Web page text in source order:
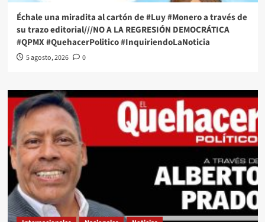
Échale una miradita al cartón de #Luy #Monero a través de
su trazo editorial///NO A LA REGRESIÓN DEMOCRÁTICA
#QPMX #QuehacerPolitico #InquiriendoLaNoticia
5 agosto, 2026 0